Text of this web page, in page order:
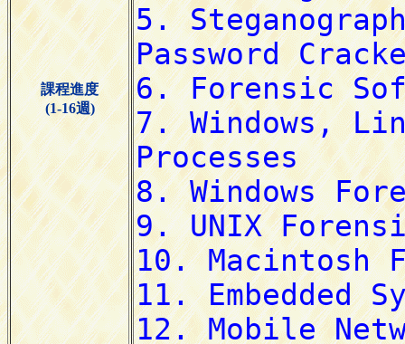
課程進度
(1-16週)